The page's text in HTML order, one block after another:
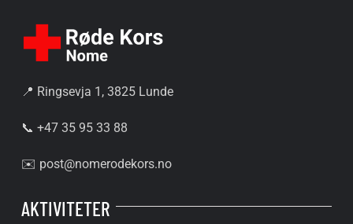
📍 Ringsevja 1, 3825 Lunde
📞 +47 35 95 33 88
✉️ post@nomerodekors.no
AKTIVITETER